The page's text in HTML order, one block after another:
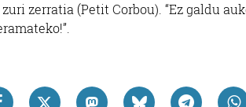
zerratia (Petit Corbou). “Ez galdu